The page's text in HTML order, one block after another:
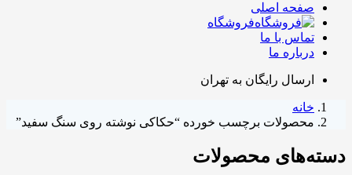
صفحه اصلی
فروشگاه
تماس با ما
درباره ما
ارسال رایگان به تهران
خانه
محصولات برچسب خورده “حکاکی نوشته روی سنگ سفید”
دسته‌های محصولات